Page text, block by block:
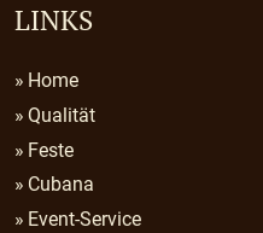
LINKS
Home
Qualität
Feste
Cubana
Event-Service